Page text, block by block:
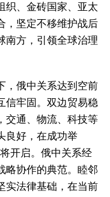
织、金砖国家、亚太
，坚定不移维护战后
南方，引领全球治理
，俄中关系达到空前
信牢固。双边贸易稳
交通、物流、科技等
良好，在成功举
开启。俄中关系经
略协作的典范。睦邻
实法律基础，在当前